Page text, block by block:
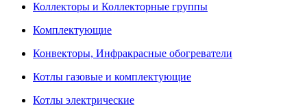
Коллекторы и Коллекторные группы
Комплектующие
Конвекторы, Инфракрасные обогреватели
Котлы газовые и комплектующие
Котлы электрические